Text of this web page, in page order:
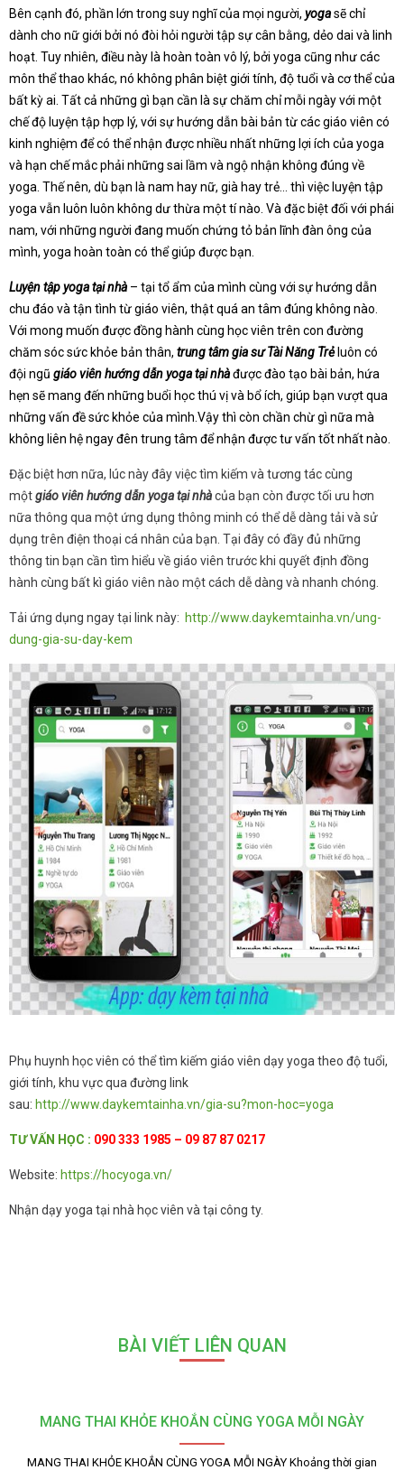
Bên cạnh đó, phần lớn trong suy nghĩ của mọi người, yogasẽ chỉ
dành cho nữ giới bởi nó đòi hỏi người tập sự cân bằng, dẻo dai và linh
hoạt. Tuy nhiên, điều này là hoàn toàn vô lý, bởi yoga cũng như các
môn thể thao khác, nó không phân biệt giới tính, độ tuổi và cơ thể của
bất kỳ ai. Tất cả những gì bạn cần là sự chăm chỉ mỗi ngày với một
chế độ luyện tập hợp lý, với sự hướng dẫn bài bản từ các giáo viên có
kinh nghiệm để có thể nhận được nhiều nhất những lợi ích của yoga
và hạn chế mắc phải những sai lầm và ngộ nhận không đúng về
yoga. Thế nên, dù bạn là nam hay nữ, già hay trẻ… thì việc luyện tập
yoga vẫn luôn luôn không dư thừa một tí nào. Và đặc biệt đối với phái
nam, với những người đang muốn chứng tỏ bản lĩnh đàn ông của
mình, yoga hoàn toàn có thể giúp được bạn.
Luyện tập yoga tại nhà – tại tổ ẩm của mình cùng với sự hướng dẫn
chu đáo và tận tình từ giáo viên, thật quá an tâm đúng không nào.
Với mong muốn được đồng hành cùng học viên trên con đường
chăm sóc sức khỏe bản thân, trung tâm gia sư Tài Năng Trẻluôn có
đội ngũ giáo viên hướng dẫn yoga tại nhàđược đào tạo bài bản, hứa
hẹn sẽ mang đến những buổi học thú vị và bổ ích, giúp bạn vượt qua
những vấn đề sức khỏe của mình.Vậy thì còn chần chừ gì nữa mà
không liên hệ ngay đên trung tâm để nhận được tư vấn tốt nhất nào.
Đặc biệt hơn nữa, lúc này đây việc tìm kiếm và tương tác cùng
mộtgiáo viên hướng dẫn yoga tại nhàcủa bạn còn được tối ưu hơn
nữa thông qua một ứng dụng thông minh có thể dễ dàng tải và sử
dụng trên điện thoại cá nhân của bạn. Tại đây có đầy đủ những
thông tin bạn cần tìm hiểu về giáo viên trước khi quyết định đồng
hành cùng bất kì giáo viên nào một cách dễ dàng và nhanh chóng.
Tải ứng dụng ngay tại link này: http://www.daykemtainha.vn/ung-
dung-gia-su-day-kem
Phụ huynh học viên có thể tìm kiếm giáo viên dạy yoga theo độ tuổi,
giới tính, khu vực qua đường link
sau: http://www.daykemtainha.vn/gia-su?mon-hoc=yoga
TƯVẤN HỌC : 090 333 1985 – 09 87 87 0217
Website: https://hocyoga.vn/
Nhận dạy yoga tại nhà học viên và tại công ty.
BÀI VIẾT LIÊN QUAN
MANG THAI KHỎE KHOẮN CÙNG YOGA MỖI NGÀY
MANG THAI KHỎE KHOẮN CÙNG YOGA MỖI NGÀY Khoảng thời gian